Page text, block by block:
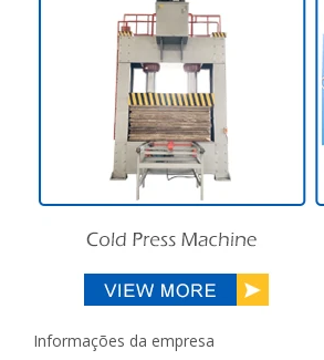
Informações da empresa